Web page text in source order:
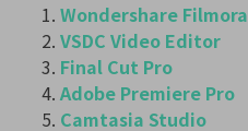
Wondershare Filmora
VSDC Video Editor
Final Cut Pro
Adobe Premiere Pro
Camtasia Studio